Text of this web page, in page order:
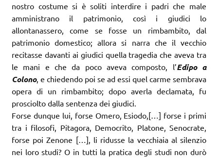
nostro costume si è soliti interdire i padri che male
amministrano il patrimonio, così i giudici lo
allontanassero, come se fosse un rimbambito, dal
patrimonio domestico; allora si narra che il vecchio
recitasse davanti ai giudici quella tragedia che aveva tra
le mani e che da poco aveva composto, l’Edipo a
Colono, e chiedendo poi se ad essi quel carme sembrava
opera di un rimbambito; dopo averla declamata, fu
prosciolto dalla sentenza dei giudici.
Forse dunque lui, forse Omero, Esiodo,[…] forse i primi
tra i filosofi, Pitagora, Democrito, Platone, Senocrate,
forse poi Zenone […], li ridusse la vecchiaia al silenzio
nei loro studi? O in tutti la pratica degli studi non durò